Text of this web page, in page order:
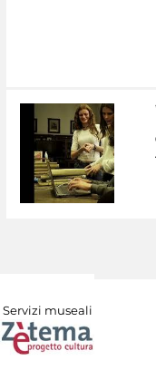
Servizi museali